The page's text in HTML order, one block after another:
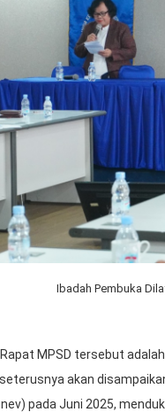
Ibadah Pembuka
MPSD tersebut
akan
pada Juni 2025,